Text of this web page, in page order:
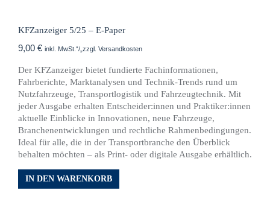
KFZanzeiger 5/25 – E-Paper
9,00 € inkl. MwSt.“/„zzgl. Versandkosten
Der KFZanzeiger bietet fundierte Fachinformationen,
Fahrberichte, Marktanalysen und Technik-Trends rund um
Nutzfahrzeuge, Transportlogistik und Fahrzeugtechnik. Mit
jeder Ausgabe erhalten Entscheider:innen und Praktiker:innen
aktuelle Einblicke in Innovationen, neue Fahrzeuge,
Branchenentwicklungen und rechtliche Rahmenbedingungen.
Ideal für alle, die in der Transportbranche den Überblick
behalten möchten – als Print- oder digitale Ausgabe erhältlich.
IN DEN WARENKORB